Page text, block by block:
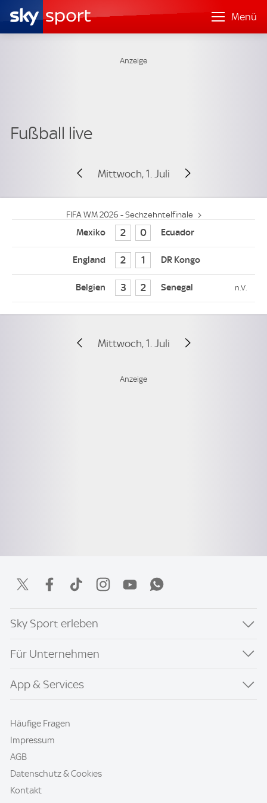
Menü
Mittwoch, 1. Juli
FIFA WM 2026 - Sechzehntelfinale
2 0
2 1
3 2
Mittwoch, 1. Juli
Sky Sport erleben
Für Unternehmen
App & Services
Häufige Fragen
Impressum
AGB
Datenschutz & Cookies
Kontakt